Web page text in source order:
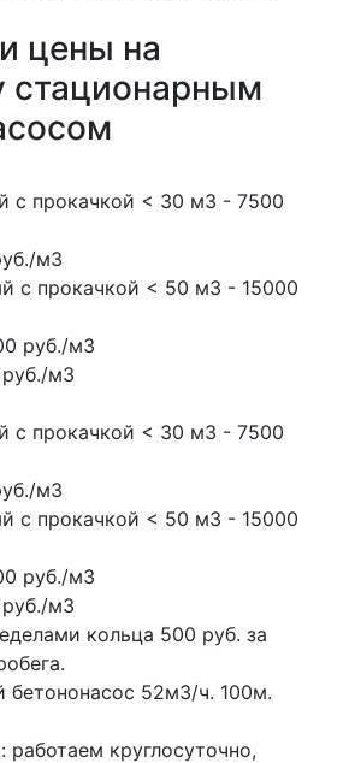
цены на
стационарным
с прокачкой < 30 м3 - 7500
м3
с прокачкой < 50 м3 - 15000
руб./м3
м3
с прокачкой < 30 м3 - 7500
м3
с прокачкой < 50 м3 - 15000
руб./м3
м3
кольца 500 руб. за
бетононасос 52м3/ч. 100м.
круглосуточно,